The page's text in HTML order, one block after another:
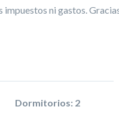
ni gastos.
Dormitorios: 2